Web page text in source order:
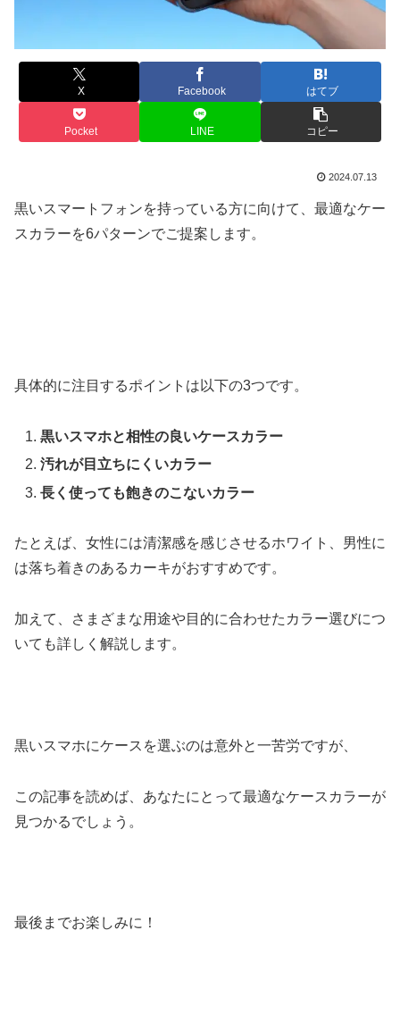
X Facebook はてブ
Pocket LINE コピー
2024.07.13
黒いスマートフォンを持っている方に向けて、最適なケー
スカラーを6パターンでご提案します。
具体的に注目するポイントは以下の3つです。
黒いスマホと相性の良いケースカラー
汚れが目立ちにくいカラー
長く使っても飽きのこないカラー
たとえば、女性には清潔感を感じさせるホワイト、男性に
は落ち着きのあるカーキがおすすめです。
加えて、さまざまな用途や目的に合わせたカラー選びにつ
いても詳しく解説します。
黒いスマホにケースを選ぶのは意外と一苦労ですが、
この記事を読めば、あなたにとって最適なケースカラーが
見つかるでしょう。
最後までお楽しみに！